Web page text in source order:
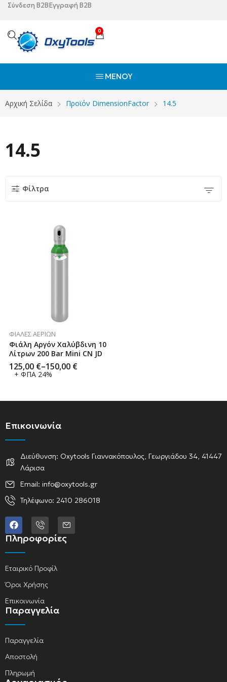
Σύνδεση B2BΕγγραφή B2B
0
ΜΕΝΟΎ
Αρχική Σελίδα Προϊόν DimensionFactor 14.5
14.5
Φίλτρα
ΦΙΆΛΕΣ ΑΕΡΊΩΝ
Φιάλη Αργόν Χαλύβδινη 10
Λίτρων 200 Bar Mini CN JD
125,00 €–150,00 €
+ ΦΠΑ 24%
Επικοινωνία
Διεύθυνση: Oxytools Γιαννακόπουλος, Γεωργιάδου 34, 41447
Λάρισα
Email: info@oxytools.gr
Τηλέφωνο: 2410 286018
Πληροφορίες
Εταιρικό Προφίλ
Όροι Χρήσης
Επικοινωνία
Παραγγελία
Παραγγελία
Αποστολή
Πληρωμή